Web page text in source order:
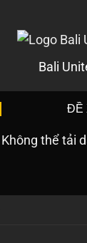
Bali
ĐỀ
Không thể tải